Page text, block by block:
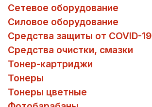
Сетевое оборудование
Силовое оборудование
Средства защиты от COVID-19
Средства очистки, смазки
Тонер-картриджи
Тонеры
Тонеры цветные